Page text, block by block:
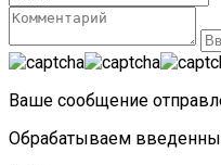
Ваше сообщение
Обрабатываем